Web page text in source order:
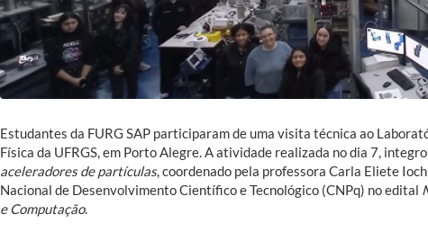
Estudantes da FURG SAP participaram de uma visita técnica ao
Física da UFRGS, em Porto Alegre. A atividade realizada no dia 7,
aceleradores de partículas, coordenado pela professora Carla Eliete
Nacional de Desenvolvimento Científico e Tecnológico (CNPq) no edital
e Computação.